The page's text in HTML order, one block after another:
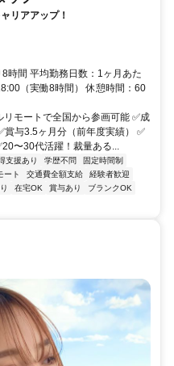
リアアップ！
時間 平均勤務日数：1ヶ月あた
（実働8時間） 休憩時間：60
モートで全国から参画可能 ✅成
与3.5ヶ月分（前年度実績） ✅
〜30代活躍！裁量ある...
支援あり 学歴不問
固定時間制
ート 交通費全額支給
経験者歓迎
在宅OK 賞与あり
ブランクOK